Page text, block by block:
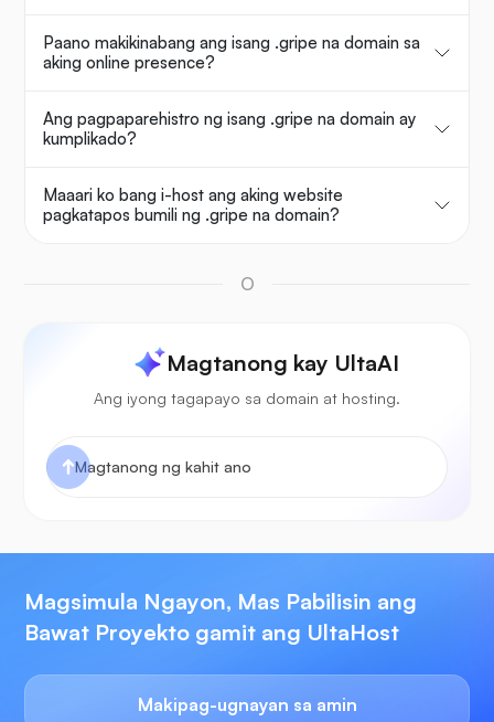
Paano makikinabang ang isang .gripe na domain sa
aking online presence?
Ang pagpaparehistro ng isang .gripe na domain ay
kumplikado?
Maaari ko bang i-host ang aking website
pagkatapos bumili ng .gripe na domain?
O
Magtanong kay UltaAI
Ang iyong tagapayo sa domain at hosting.
Magsimula Ngayon, Mas Pabilisin ang
Bawat Proyekto gamit ang UltaHost
Makipag-ugnayan sa amin